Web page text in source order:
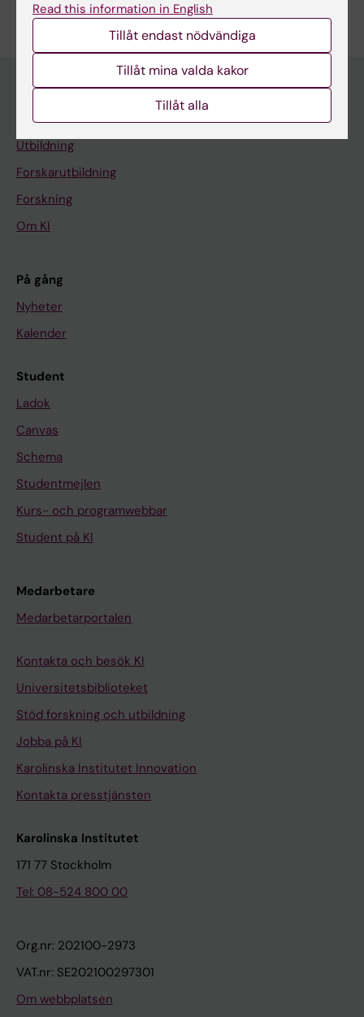
Huvudmeny
Utbildning
Forskarutbildning
Forskning
Om KI
På gång
Nyheter
Kalender
Student
Ladok
Canvas
Schema
Studentmejlen
Kurs- och programwebbar
Student på KI
Medarbetare
Medarbetarportalen
Kontakta och besök KI
Universitetsbiblioteket
Stöd forskning och utbildning
Jobba på KI
Karolinska Institutet Innovation
Kontakta presstjänsten
Karolinska Institutet
171 77 Stockholm
Tel: 08-524 800 00
Org.nr: 202100-2973
VAT.nr: SE202100297301
Om webbplatsen
Read this information in English
Tillåt endast nödvändiga
Tillåt mina valda kakor
Tillåt alla